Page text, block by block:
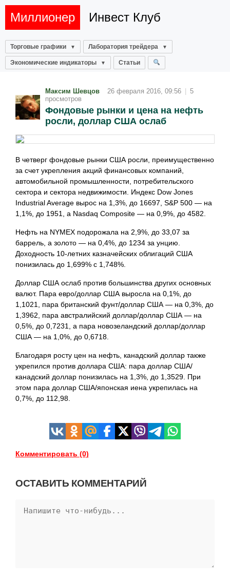
Миллионер Инвест Клуб
Торговые графики Лаборатория трейдера
Экономические индикаторы Статьи
Максим Шевцов 26 февраля 2016, 09:56
5
просмотров
Фондовые рынки и цена на нефть
росли, доллар США ослаб
В четверг фондовые рынки США росли, преимущественно
за счет укрепления акций финансовых компаний,
автомобильной промышленности, потребительского
сектора и сектора недвижимости. Индекс Dow Jones
Industrial Average вырос на 1,3%, до 16697, S&P 500 — на
1,1%, до 1951, а Nasdaq Composite — на 0,9%, до 4582.
Нефть на NYMEX подорожала на 2,9%, до 33,07 за
баррель, а золото — на 0,4%, до 1234 за унцию.
Доходность 10-летних казначейских облигаций США
понизилась до 1,699% с 1,748%.
Доллар США ослаб против большинства других основных
валют. Пара евро/доллар США выросла на 0,1%, до
1,1021, пара британский фунт/доллар США — на 0,3%, до
1,3962, пара австралийский доллар/доллар США — на
0,5%, до 0,7231, а пара новозеландский доллар/доллар
США — на 1,0%, до 0,6718.
Благодаря росту цен на нефть, канадский доллар также
укрепился против доллара США: пара доллар США/
канадский доллар понизилась на 1,3%, до 1,3529. При
этом пара доллар США/японская иена укрепилась на
0,7%, до 112,98.
Комментировать (0)
ОСТАВИТЬ КОММЕНТАРИЙ